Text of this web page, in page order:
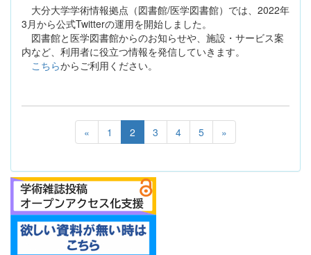
大分大学学術情報拠点（図書館/医学図書館）では、2022年
3月から公式Twitterの運用を開始しました。
図書館と医学図書館からのお知らせや、施設・サービス案
内など、利用者に役立つ情報を発信していきます。
こちらからご利用ください。
« 1 2 3 4 5 »